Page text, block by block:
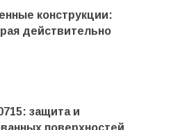
конструкции:
действительно
защита и
поверхностей